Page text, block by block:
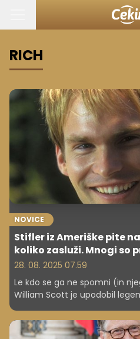
RICH
NOVICE
Stifler iz Ameriške pite
koliko zasluži. Mnogi so
28. 08. 2025 07.59
Le kdo se ga ne spomni (in
William Scott je upodobil
Ameriška pita. Zdaj, ko se je
ločitve, pa je razkril svoje
celotnega premoženja in